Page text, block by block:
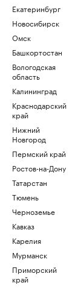
Екатеринбург
Новосибирск
Омск
Башкортостан
Вологодская
область
Калининград
Краснодарский
край
Нижний
Новгород
Пермский край
Ростов-на-Дону
Татарстан
Тюмень
Черноземье
Кавказ
Карелия
Мурманск
Приморский
край